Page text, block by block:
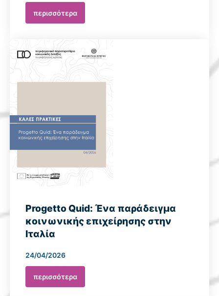
περισσότερα
Progetto Quid: Ένα παράδειγμα
κοινωνικής επιχείρησης στην
Ιταλία
24/04/2026
περισσότερα